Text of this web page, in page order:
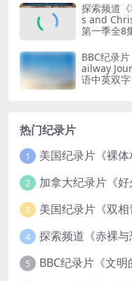
探索频道
s and
第一季全8
BBC纪录
ailway
语中英双
热门纪录片
1
2
3
4
5